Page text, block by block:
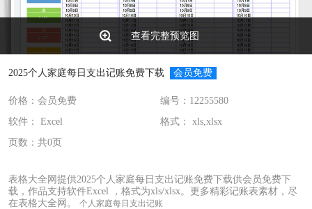
查看完整预览图
2025个人家庭每日支出记账免费下载 会员免费
价格：会员免费
编号：12255580
软件： Excel
格式： xls,xlsx
页数：共0页
表格大全网提供2025个人家庭每日支出记账免费下载供会员免费下
载，作品支持软件Excel ，格式为xls/xlsx。更多精彩记账表素材，尽
在表格大全网。 个人家庭每日支出记账